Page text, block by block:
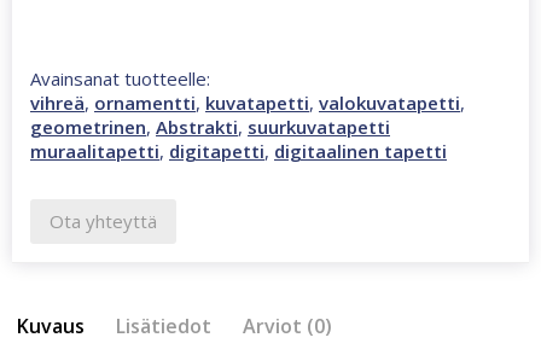
Avainsanat tuotteelle:
vihreä, ornamentti, kuvatapetti, valokuvatapetti,
geometrinen, Abstrakti, suurkuvatapetti
muraalitapetti, digitapetti, digitaalinen tapetti
Ota yhteyttä
Kuvaus Lisätiedot Arviot (0)